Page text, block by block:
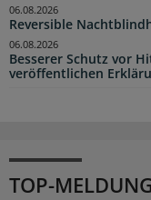
Reversible
06.08.2026
Besserer Schutz vor
veröffentlichen
06.08.2026
TOP-